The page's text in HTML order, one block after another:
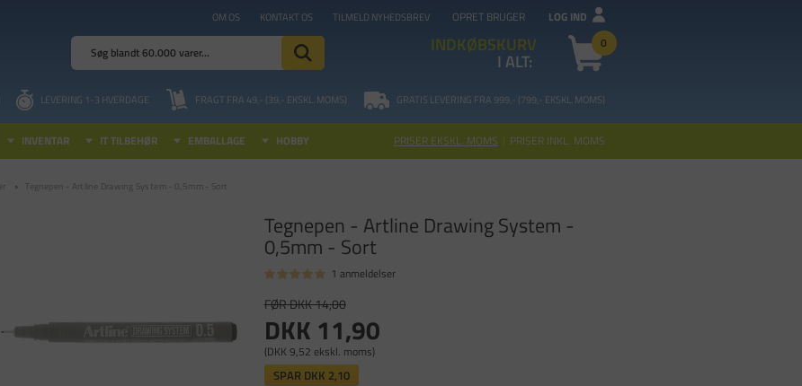
OM OS KONTAKT OS TILMELD NYHEDSBREV OPRET BRUGER LOG IND
INDKØBSKURV 0
I ALT:
LEVERING 1-3 HVERDAGE FRAGT FRA 49,- (39,- EKSKL. MOMS) GRATIS LEVERING FRA 999,- (799,- EKSKL. MOMS)
INVENTAR IT TILBEHØR EMBALLAGE HOBBY PRISER EKSKL. MOMS | PRISER INKL. MOMS
Tegnepen - Artline Drawing System - 0,5mm - Sort
Tegnepen - Artline Drawing System -
0,5mm - Sort
1 anmeldelser
FØR DKK 14,00
DKK 11,90
(DKK 9,52 ekskl. moms)
SPAR DKK 2,10